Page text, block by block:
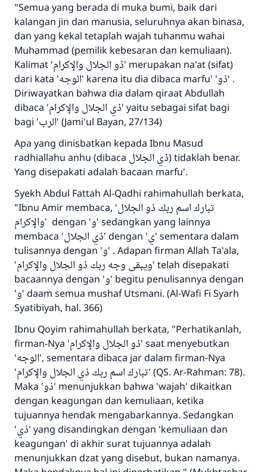
"Semua yang berada di muka bumi, baik dari
kalangan jin dan manusia, seluruhnya akan binasa,
dan yang kekal tetaplah wajah tuhanmu wahai
Muhammad (pemilik kebesaran dan kemuliaan).
Kalimat 'ذو الجلال والإكرام' merupakan na'at (sifat)
dari kata 'الوجه' karena itu dia dibaca marfu' 'ذو' .
Diriwayatkan bahwa dia dalam qiraat Abdullah
dibaca 'ذي الجلال والإكرام' yaitu sebagai sifat bagi
bagi 'الرب' (Jami'ul Bayan, 27/134)
Apa yang dinisbatkan kepada Ibnu Masud
radhiallahu anhu (dibaca ذي الجلال) tidaklah benar.
Yang disepakati adalah bacaan marfu'.
Syekh Abdul Fattah Al-Qadhi rahimahullah berkata,
"Ibnu Amir membaca, 'تبارك اسم ربك ذو الجلال
والإكرام' dengan 'و' sedangkan yang lainnya
membaca 'ذي الجلال' dengan 'ي' sementara dalam
tulisannya dengan 'و' . Adapan firman Allah Ta'ala,
'ويبقى وجه ربك ذو الجلال والإكرام' telah disepakati
bacaannya dengan 'و' begitu penulisannya dengan
'و' daam semua mushaf Utsmani. (Al-Wafi Fi Syarh
Syatibiyah, hal. 366)
Ibnu Qoyim rahimahullah berkata, "Perhatikanlah,
firman-Nya 'ذو الجلال والإكرام' saat menyebutkan
'الوجه', sementara dibaca jar dalam firman-Nya
'تبارك اسم ربك ذي الجلال والإكرام' (QS. Ar-Rahman: 78).
Maka 'ذو' menunjukkan bahwa 'wajah' dikaitkan
dengan keagungan dan kemuliaan, ketika
tujuannya hendak mengabarkannya. Sedangkan
'ذي' yang disandingkan dengan 'kemuliaan dan
keagungan' di akhir surat tujuannya adalah
menunjukkan dzat yang disebut, bukan namanya.